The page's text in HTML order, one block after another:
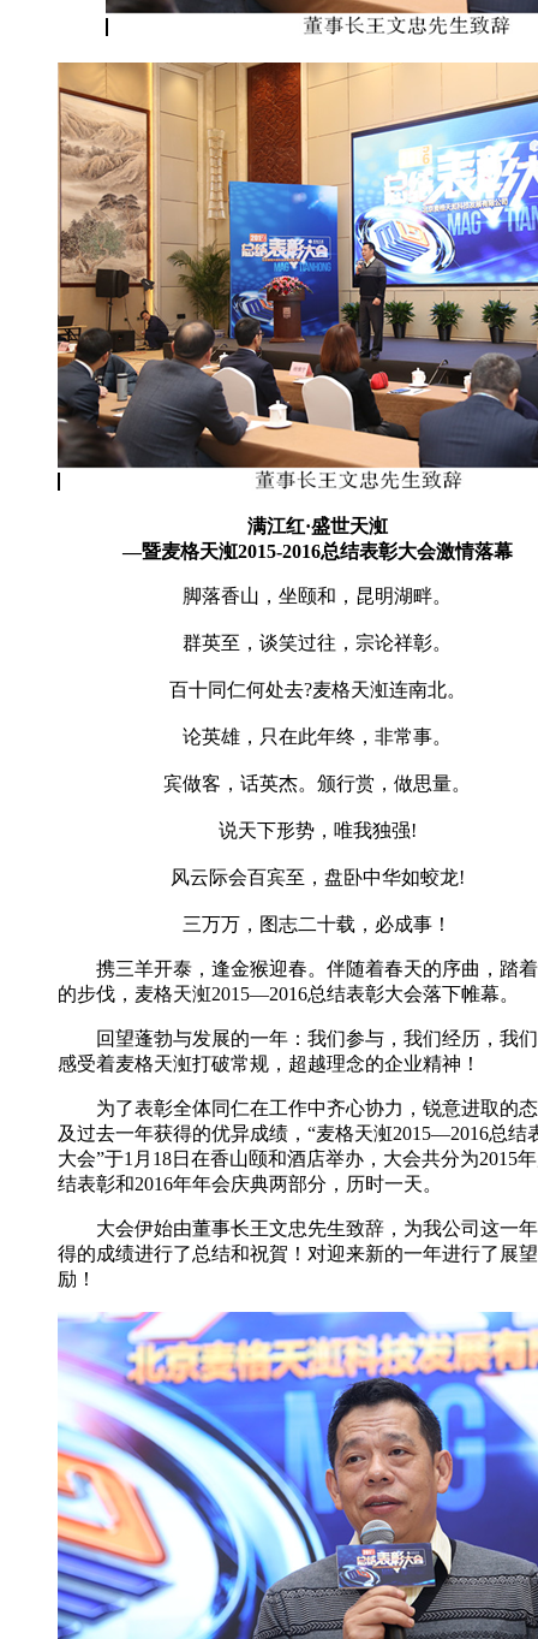
满江红·盛世天渱
—暨麦格天渱2015-2016总结表彰大会激情落幕
脚落香山，坐颐和，昆明湖畔。
群英至，谈笑过往，宗论祥彰。
百十同仁何处去?麦格天渱连南北。
论英雄，只在此年终，非常事。
宾做客，话英杰。颁行赏，做思量。
说天下形势，唯我独强!
风云际会百宾至，盘卧中华如蛟龙!
三万万，图志二十载，必成事！
携三羊开泰，逢金猴迎春。伴随着春天的序曲，踏
的步伐，麦格天渱2015—2016总结表彰大会落下帷幕。
回望蓬勃与发展的一年：我们参与，我们经历，我
感受着麦格天渱打破常规，超越理念的企业精神！
为了表彰全体同仁在工作中齐心协力，锐意进取的
及过去一年获得的优异成绩，“麦格天渱2015—2016总结
大会”于1月18日在香山颐和酒店举办，大会共分为2015
结表彰和2016年年会庆典两部分，历时一天。
大会伊始由董事长王文忠先生致辞，为我公司这一
得的成绩进行了总结和祝賀！对迎来新的一年进行了展
励！